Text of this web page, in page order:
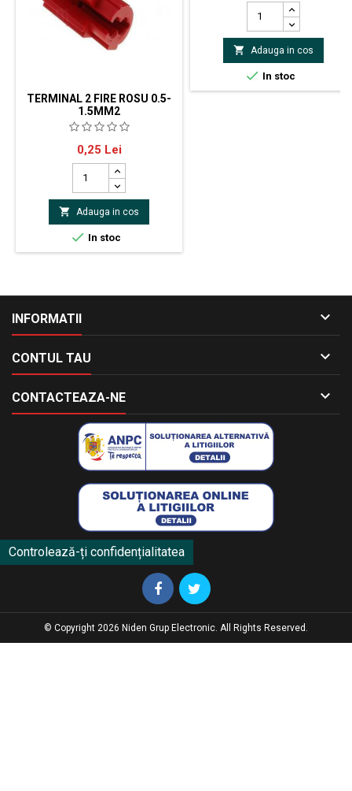
TERMINAL 2 FIRE ROSU 0.5-
1.5MM2
Conector rapid legatura pentru
Pret
0,25 Lei
 Adauga in cos
 In stoc
 Adauga in cos
 In stoc
INFORMATII 
CONTUL TAU 
CONTACTEAZA-NE 
Controlează-ți confidențialitatea
© Copyright 2026 Niden Grup Electronic. All Rights Reserved.